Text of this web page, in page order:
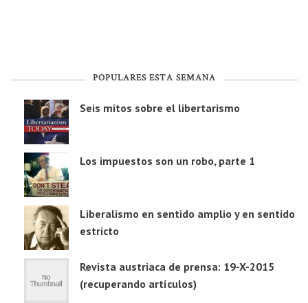
POPULARES ESTA SEMANA
Seis mitos sobre el libertarismo
Los impuestos son un robo, parte 1
Liberalismo en sentido amplio y en sentido
estricto
Revista austriaca de prensa: 19-X-2015
(recuperando artículos)